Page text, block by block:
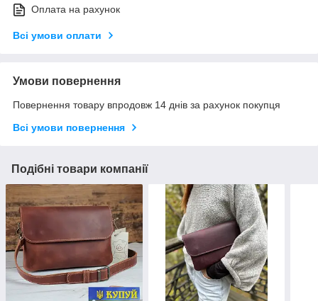
Оплата на рахунок
Всі умови оплати
Умови повернення
Повернення товару впродовж 14 днів за рахунок покупця
Всі умови повернення
Подібні товари компанії